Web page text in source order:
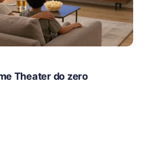
Theater do zero